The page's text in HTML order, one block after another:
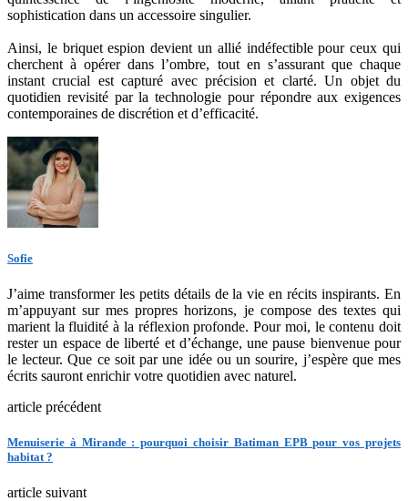
sophistication dans un accessoire singulier.
Ainsi, le briquet espion devient un allié indéfectible pour ceux qui
cherchent à opérer dans l’ombre, tout en s’assurant que chaque
instant crucial est capturé avec précision et clarté. Un objet du
quotidien revisité par la technologie pour répondre aux exigences
contemporaines de discrétion et d’efficacité.
Sofie
J’aime transformer les petits détails de la vie en récits inspirants. En
m’appuyant sur mes propres horizons, je compose des textes qui
marient la fluidité à la réflexion profonde. Pour moi, le contenu doit
rester un espace de liberté et d’échange, une pause bienvenue pour
le lecteur. Que ce soit par une idée ou un sourire, j’espère que mes
écrits sauront enrichir votre quotidien avec naturel.
article précédent
Menuiserie à Mirande : pourquoi choisir Batiman EPB pour vos projets
habitat ?
article suivant